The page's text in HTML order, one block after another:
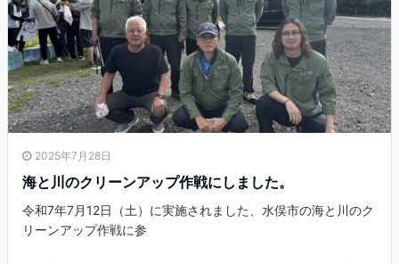
2025年7月28日
海と川のクリーンアップ作戦にしました。
令和7年7月12日（土）に実施されました、水俣市の海と川のク
リーンアップ作戦に参